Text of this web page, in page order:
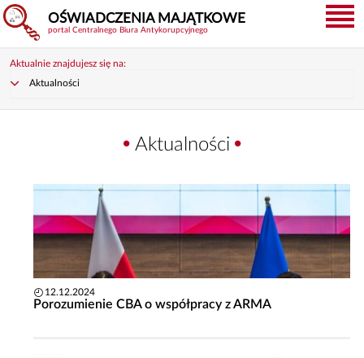
OŚWIADCZENIA MAJĄTKOWE
portal Centralnego Biura Antykorupcyjnego
Aktualnie znajdujesz się na:
Aktualności
Aktualności
12.12.2024
Porozumienie CBA o współpracy z ARMA